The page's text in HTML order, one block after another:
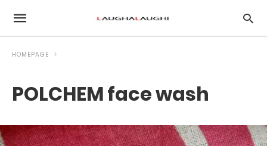
HOMEPAGE
POLCHEM face wash